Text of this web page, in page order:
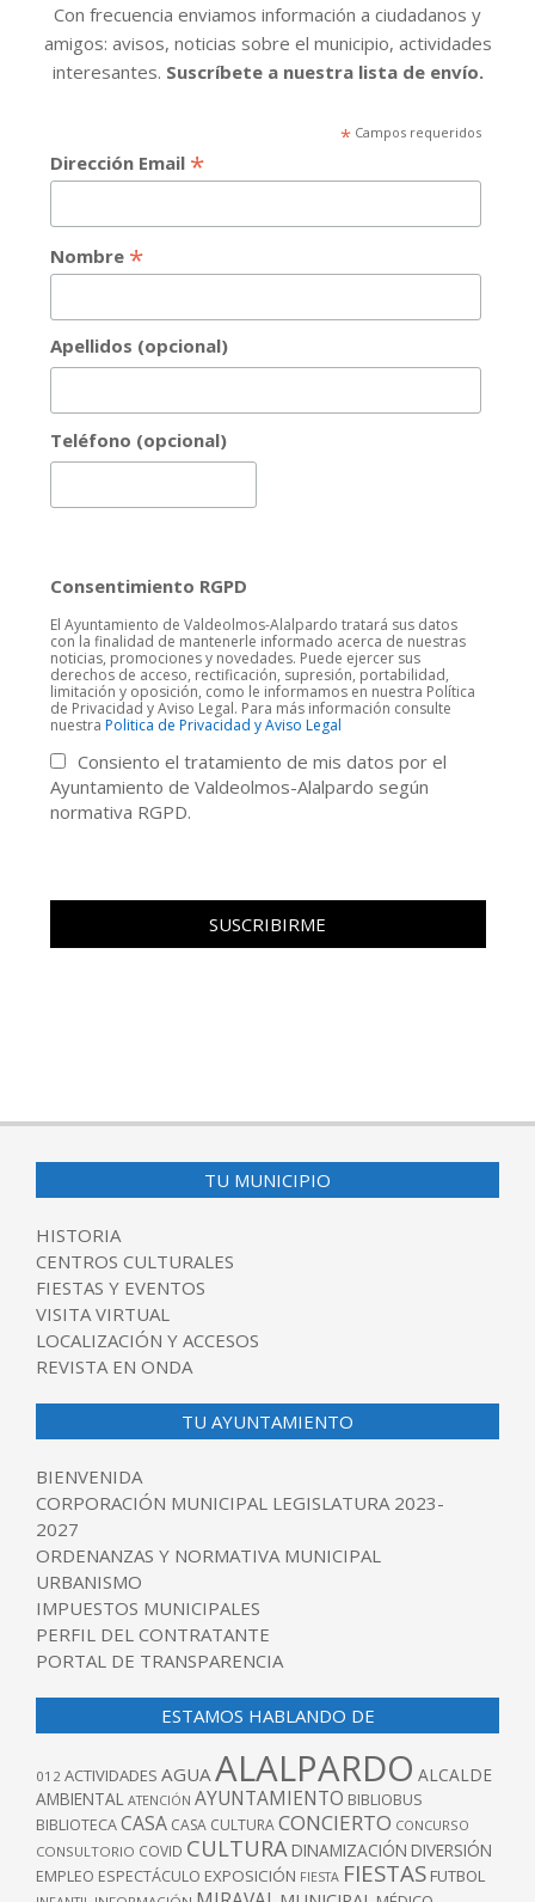
Con frecuencia enviamos información a ciudadanos y
amigos: avisos, noticias sobre el municipio, actividades
interesantes. Suscríbete a nuestra lista de envío.
*Campos requeridos
Dirección Email *
Nombre *
Apellidos (opcional)
Teléfono (opcional)
Consentimiento RGPD
El Ayuntamiento de Valdeolmos-Alalpardo tratará sus datos
con la finalidad de mantenerle informado acerca de nuestras
noticias, promociones y novedades. Puede ejercer sus
derechos de acceso, rectificación, supresión, portabilidad,
limitación y oposición, como le informamos en nuestra Política
de Privacidad y Aviso Legal. Para más información consulte
nuestra Politica de Privacidad y Aviso Legal
Consiento el tratamiento de mis datos por el
Ayuntamiento de Valdeolmos-Alalpardo según
normativa RGPD.
TU MUNICIPIO
HISTORIA
CENTROS CULTURALES
FIESTAS Y EVENTOS
VISITA VIRTUAL
LOCALIZACIÓN Y ACCESOS
REVISTA EN ONDA
TU AYUNTAMIENTO
BIENVENIDA
CORPORACIÓN MUNICIPAL LEGISLATURA 2023-
2027
ORDENANZAS Y NORMATIVA MUNICIPAL
URBANISMO
IMPUESTOS MUNICIPALES
PERFIL DEL CONTRATANTE
PORTAL DE TRANSPARENCIA
ESTAMOS HABLANDO DE
012 ACTIVIDADES AGUAALALPARDO ALCALDE
AMBIENTAL ATENCIÓN AYUNTAMIENTO BIBLIOBUS
BIBLIOTECACASA CASA CULTURACONCIERTO CONCURSO
CONSULTORIO COVID CULTURA DINAMIZACIÓN DIVERSIÓN
EMPLEO ESPECTÁCULO EXPOSICIÓN FIESTA FIESTAS FUTBOL